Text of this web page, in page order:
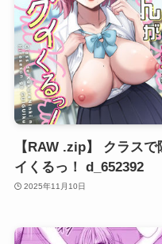
【RAW .zip】 クラス
イくるっ！ d_652392
2025年11月10日